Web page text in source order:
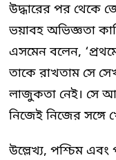
উদ্ধারের পর থেকে
ভয়াবহ অভিজ্ঞতা
এসমেন বলেন,
তাকে রাখতাম সে
লাজুকতা নেই। সে
নিজেই নিজের সঙ্গে
উল্লেখ্য, পশ্চিম এবং